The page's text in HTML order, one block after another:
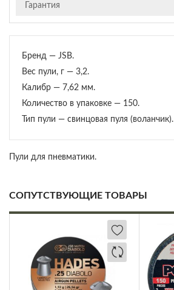
Гарантия
Бренд — JSB.
Вес пули, г — 3,2.
Калибр — 7,62 мм.
Количество в упаковке — 150.
Тип пули — свинцовая пуля (воланчик).
Пули для пневматики.
СОПУТСТВУЮЩИЕ ТОВАРЫ